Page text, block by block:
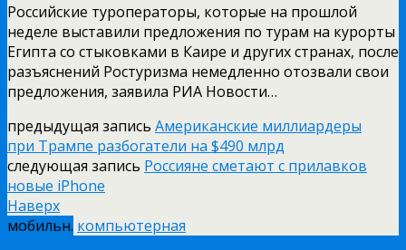
Российские туроператоры, которые на прошлой
неделе выставили предложения по турам на курорты
Египта со стыковками в Каире и других странах, после
разъяснений Ростуризма немедленно отозвали свои
предложения, заявила РИА Новости…
предыдущая запись Американские миллиардеры
при Трампе разбогатели на $490 млрд
следующая запись Россияне сметают с прилавков
новые iPhone
Наверх
мобильн. компьютерная